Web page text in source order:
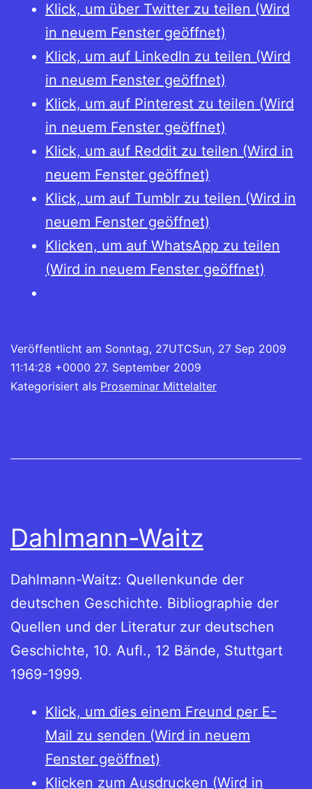
Klick, um über Twitter zu teilen (Wird
in neuem Fenster geöffnet)
Klick, um auf LinkedIn zu teilen (Wird
in neuem Fenster geöffnet)
Klick, um auf Pinterest zu teilen (Wird
in neuem Fenster geöffnet)
Klick, um auf Reddit zu teilen (Wird in
neuem Fenster geöffnet)
Klick, um auf Tumblr zu teilen (Wird in
neuem Fenster geöffnet)
Klicken, um auf WhatsApp zu teilen
(Wird in neuem Fenster geöffnet)
Veröffentlicht am Sonntag, 27UTCSun, 27 Sep 2009
11:14:28 +0000 27. September 2009
Kategorisiert als Proseminar Mittelalter
Dahlmann-Waitz
Dahlmann-Waitz: Quellenkunde der
deutschen Geschichte. Bibliographie der
Quellen und der Literatur zur deutschen
Geschichte, 10. Aufl., 12 Bände, Stuttgart
1969-1999.
Klick, um dies einem Freund per E-
Mail zu senden (Wird in neuem
Fenster geöffnet)
Klicken zum Ausdrucken (Wird in